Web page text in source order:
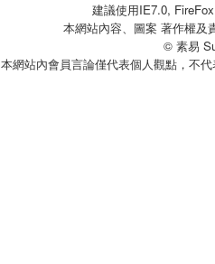
建議使用IE7.0,
本網站內容、圖案 著作權及
© 素易
本網站內會員言論僅代表個人觀點，不